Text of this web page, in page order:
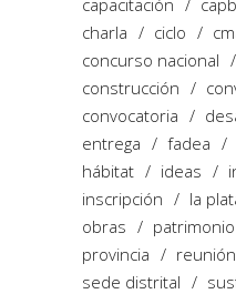
charla
ciclo
concurso nacional
construcción
convocatoria
entrega
fadea
hábitat
ideas
inscripción
la
obras
patrimonio
provincia
reunión
sede distrital